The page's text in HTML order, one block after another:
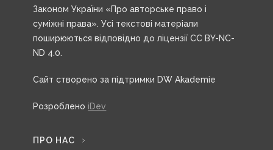
Законом України «Про авторське право і
суміжні права». Усі текстові матеріали
поширюються відповідно до ліцензії CC BY-NC-
ND 4.0.
Сайт створено за підтримки DW Akademie
Розроблено iDev
ПРО НАС